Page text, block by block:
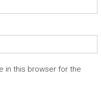
in this browser for the